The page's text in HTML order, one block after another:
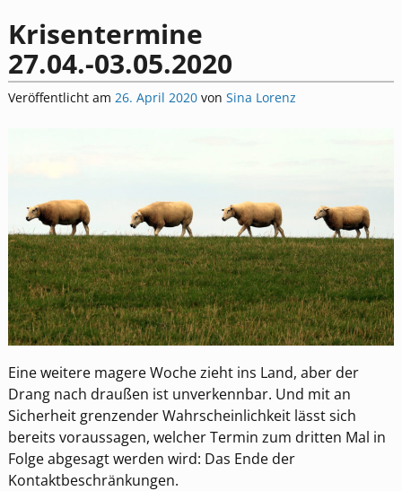
Krisentermine
27.04.-03.05.2020
Veröffentlicht am 26. April 2020 von Sina Lorenz
Eine weitere magere Woche zieht ins Land, aber der
Drang nach draußen ist unverkennbar. Und mit an
Sicherheit grenzender Wahrscheinlichkeit lässt sich
bereits voraussagen, welcher Termin zum dritten Mal in
Folge abgesagt werden wird: Das Ende der
Kontaktbeschränkungen.